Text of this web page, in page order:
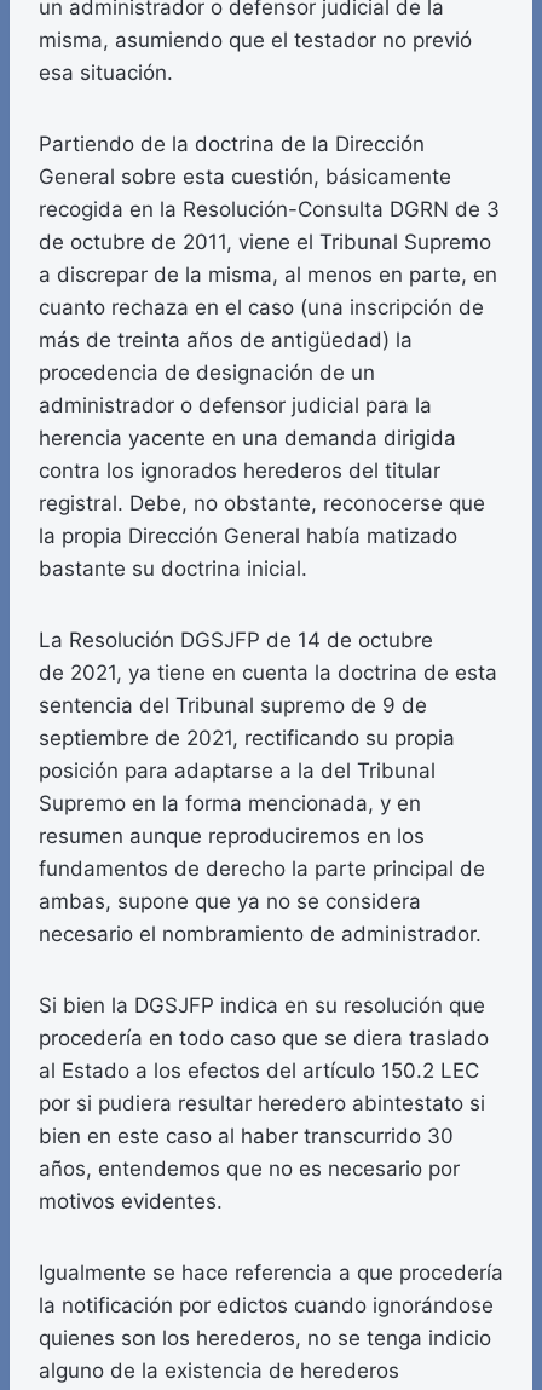
un administrador o defensor judicial de la
misma, asumiendo que el testador no previó
esa situación.
Partiendo de la doctrina de la Dirección
General sobre esta cuestión, básicamente
recogida en la Resolución-Consulta DGRN de 3
de octubre de 2011, viene el Tribunal Supremo
a discrepar de la misma, al menos en parte, en
cuanto rechaza en el caso (una inscripción de
más de treinta años de antigüedad) la
procedencia de designación de un
administrador o defensor judicial para la
herencia yacente en una demanda dirigida
contra los ignorados herederos del titular
registral. Debe, no obstante, reconocerse que
la propia Dirección General había matizado
bastante su doctrina inicial.
La Resolución DGSJFP de 14 de octubre
de 2021, ya tiene en cuenta la doctrina de esta
sentencia del Tribunal supremo de 9 de
septiembre de 2021, rectificando su propia
posición para adaptarse a la del Tribunal
Supremo en la forma mencionada, y en
resumen aunque reproduciremos en los
fundamentos de derecho la parte principal de
ambas, supone que ya no se considera
necesario el nombramiento de administrador.
Si bien la DGSJFP indica en su resolución que
procedería en todo caso que se diera traslado
al Estado a los efectos del artículo 150.2 LEC
por si pudiera resultar heredero abintestato si
bien en este caso al haber transcurrido 30
años, entendemos que no es necesario por
motivos evidentes.
Igualmente se hace referencia a que procedería
la notificación por edictos cuando ignorándose
quienes son los herederos, no se tenga indicio
alguno de la existencia de herederos